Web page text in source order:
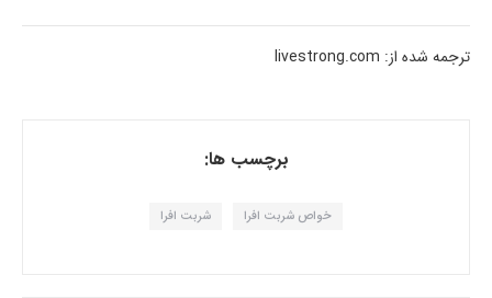
ترجمه شده از: livestrong.com
برچسب ها:
خواص شربت افرا شربت افرا